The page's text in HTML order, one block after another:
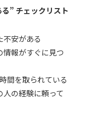
” チェックリスト
安がある
報がすぐに見つ
間を取られている
の経験に頼って